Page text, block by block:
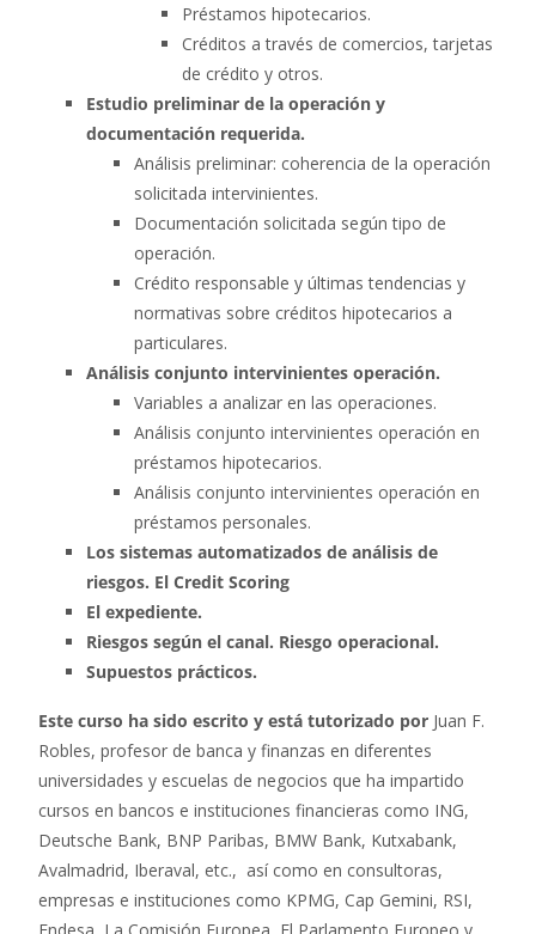
Préstamos hipotecarios.
Créditos a través de comercios, tarjetas
de crédito y otros.
Estudio preliminar de la operación y
documentación requerida.
Análisis preliminar: coherencia de la operación
solicitada intervinientes.
Documentación solicitada según tipo de
operación.
Crédito responsable y últimas tendencias y
normativas sobre créditos hipotecarios a
particulares.
Análisis conjunto intervinientes operación.
Variables a analizar en las operaciones.
Análisis conjunto intervinientes operación en
préstamos hipotecarios.
Análisis conjunto intervinientes operación en
préstamos personales.
Los sistemas automatizados de análisis de
riesgos. El Credit Scoring
El expediente.
Riesgos según el canal. Riesgo operacional.
Supuestos prácticos.
Este curso ha sido escrito y está tutorizado por Juan F.
Robles, profesor de banca y finanzas en diferentes
universidades y escuelas de negocios que ha impartido
cursos en bancos e instituciones financieras como ING,
Deutsche Bank, BNP Paribas, BMW Bank, Kutxabank,
Avalmadrid, Iberaval, etc., así como en consultoras,
empresas e instituciones como KPMG, Cap Gemini, RSI,
Endesa, La Comisión Europea, El Parlamento Europeo y